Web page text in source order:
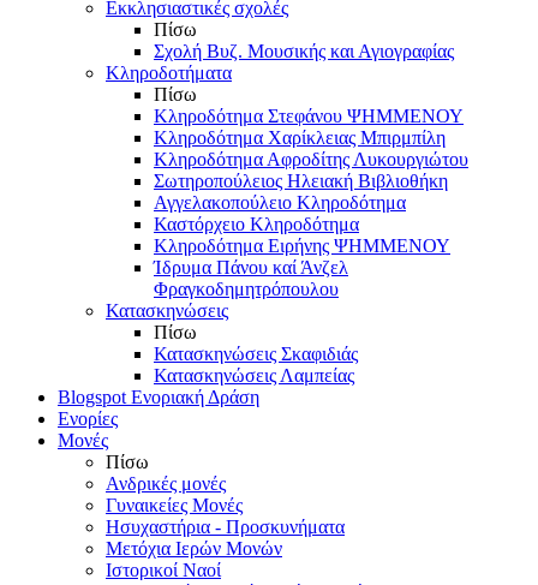
Εκκλησιαστικές σχολές
Πίσω
Σχολή Βυζ. Μουσικής και Αγιογραφίας
Κληροδοτήματα
Πίσω
Κληροδότημα Στεφάνου ΨΗΜΜΕΝΟΥ
Κληροδότημα Χαρίκλειας Μπιρμπίλη
Κληροδότημα Αφροδίτης Λυκουργιώτου
Σωτηροπούλειος Ηλειακή Βιβλιοθήκη
Αγγελακοπούλειο Κληροδότημα
Καστόρχειο Κληροδότημα
Κληροδότημα Ειρήνης ΨΗΜΜΕΝΟΥ
Ίδρυμα Πάνου καί Άνζελ
Φραγκοδημητρόπουλου
Κατασκηνώσεις
Πίσω
Κατασκηνώσεις Σκαφιδιάς
Κατασκηνώσεις Λαμπείας
Blogspot Ενοριακή Δράση
Ενορίες
Μονές
Πίσω
Ανδρικές μονές
Γυναικείες Μονές
Ησυχαστήρια - Προσκυνήματα
Μετόχια Ιερών Μονών
Ιστορικοί Ναοί